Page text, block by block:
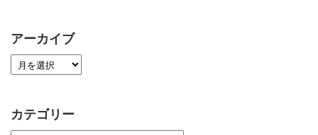
アーカイブ
カテゴリー